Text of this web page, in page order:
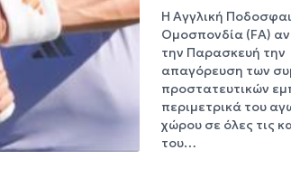
Η Αγγλική
Ομοσπονδία (FA)
την Παρασκευή την
απαγόρευση των
προστατευτικών
περιμετρικά του
χώρου σε όλες τις
του…